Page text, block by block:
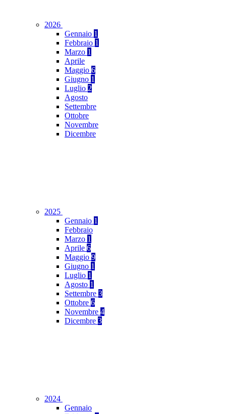
2026
Gennaio 1
Febbraio 1
Marzo 1
Aprile
Maggio 6
Giugno 1
Luglio 2
Agosto
Settembre
Ottobre
Novembre
Dicembre
2025
Gennaio 1
Febbraio
Marzo 1
Aprile 6
Maggio 9
Giugno 1
Luglio 1
Agosto 1
Settembre 3
Ottobre 6
Novembre 4
Dicembre 3
2024
Gennaio